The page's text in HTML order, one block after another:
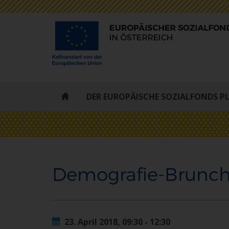
ESF
STARTSEITE
DER EUROPÄISCHE SOZIALFONDS
Demografie-
23. April 2018, 09:30 - 12:30